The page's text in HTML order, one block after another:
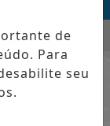
GOL MAIS
MENU
de
Para
seu